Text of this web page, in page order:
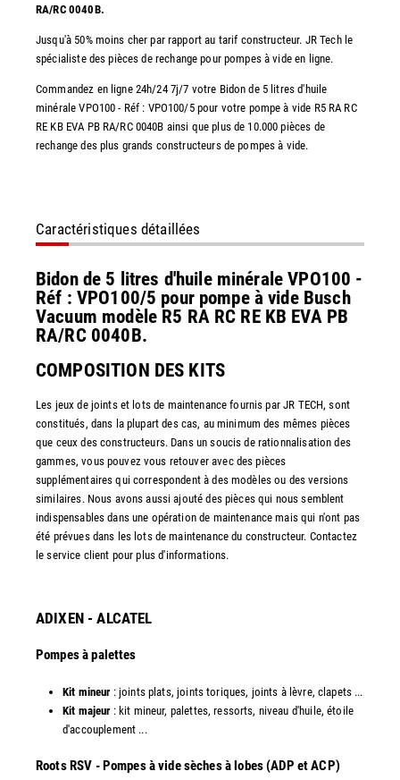
RA/RC 0040B.
Jusqu'à 50% moins cher par rapport au tarif constructeur. JR Tech le
spécialiste des pièces de rechange pour pompes à vide en ligne.
Commandez en ligne 24h/24 7j/7 votre Bidon de 5 litres d'huile
minérale VPO100 - Réf : VPO100/5 pour votre pompe à vide R5 RA RC
RE KB EVA PB RA/RC 0040B ainsi que plus de 10.000 pièces de
rechange des plus grands constructeurs de pompes à vide.
Caractéristiques détaillées
Bidon de 5 litres d'huile minérale VPO100 -
Réf : VPO100/5 pour pompe à vide Busch
Vacuum modèle R5 RA RC RE KB EVA PB
RA/RC 0040B.
COMPOSITION DES KITS
Les jeux de joints et lots de maintenance fournis par JR TECH, sont
constitués, dans la plupart des cas, au minimum des mêmes pièces
que ceux des constructeurs. Dans un soucis de rationnalisation des
gammes, vous pouvez vous retouver avec des pièces
supplémentaires qui correspondent à des modèles ou des versions
similaires. Nous avons aussi ajouté des pièces qui nous semblent
indispensables dans une opération de maintenance mais qui n'ont pas
été prévues dans les lots de maintenance du constructeur. Contactez
le service client pour plus d'informations.
ADIXEN - ALCATEL
Pompes à palettes
Kit mineur : joints plats, joints toriques, joints à lèvre, clapets ...
Kit majeur : kit mineur, palettes, ressorts, niveau d'huile, étoile
d'accouplement ...​
​Roots RSV - Pompes à vide sèches à lobes (ADP et ACP)